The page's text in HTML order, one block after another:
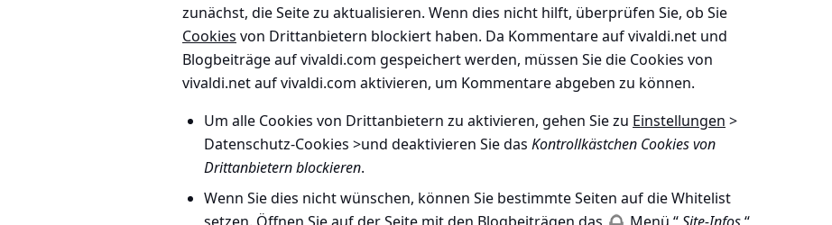
zunächst, die Seite zu aktualisieren. Wenn dies nicht hilft, überprüfen Sie, ob Sie
Cookies von Drittanbietern blockiert haben. Da Kommentare auf vivaldi.net und
Blogbeiträge auf vivaldi.com gespeichert werden, müssen Sie die Cookies von
vivaldi.net auf vivaldi.com aktivieren, um Kommentare abgeben zu können.
Um alle Cookies von Drittanbietern zu aktivieren, gehen Sie zu Einstellungen >
Datenschutz-Cookies >und deaktivieren Sie das Kontrollkästchen Cookies von
Drittanbietern blockieren.
Wenn Sie dies nicht wünschen, können Sie bestimmte Seiten auf die Whitelist